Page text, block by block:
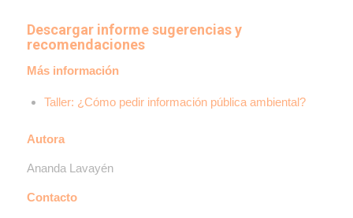
Descargar informe sugerencias y
recomendaciones
Más información
Taller: ¿Cómo pedir información pública ambiental?
Autora
Ananda Lavayén
Contacto